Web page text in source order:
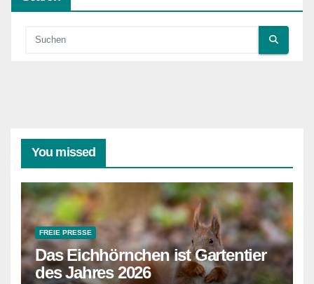
You missed
FREIE PRESSE
Das Eichhörnchen ist Gartentier
des Jahres 2026